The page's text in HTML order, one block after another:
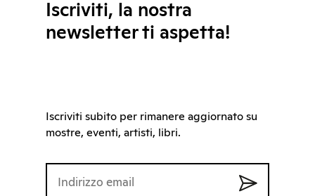
Iscriviti, la nostra
newsletter ti aspetta!
Iscriviti subito per rimanere aggiornato su
mostre, eventi, artisti, libri.